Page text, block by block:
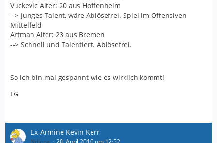
Vuckevic Alter: 20 aus Hoffenheim
--> Junges Talent, wäre Ablösefrei. Spiel im Offensiven
Mittelfeld
Artman Alter: 23 aus Bremen
--> Schnell und Talentiert. Ablösefrei.
So ich bin mal gespannt wie es wirklich kommt!
LG
Ex-Armine Kevin Kerr